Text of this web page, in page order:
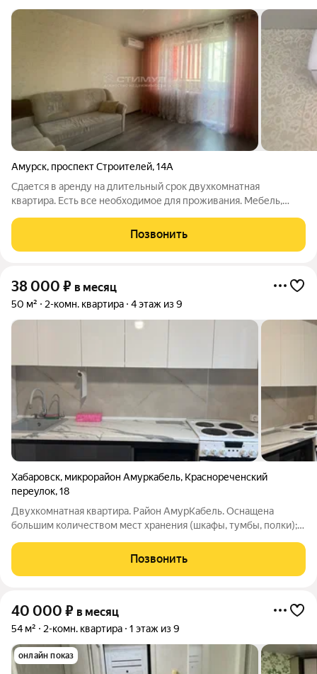
Амурск, проспект Строителей,14А
Сдается в аренду на длительный срок двухкомнатная
квартира. Есть все необходимое для проживания. Мебель,
коммунальным платежам включена в стоимость.
Позвонить
38 000 ₽ в месяц
50 м² 2-комн. квартира 4 этаж из 9
Хабаровск, микрорайон Амуркабель, Краснореченский
переулок,18
Двухкомнатная квартира. Район АмурКабель. Оснащена
большим количеством мест хранения (шкафы, тумбы, полки);
микроволновая печь, холодильник, кондиционер; Двуспальная
кровать; Балкон с видом на
Позвонить
40 000 ₽ в месяц
54 м² 2-комн. квартира 1 этаж из 9
онлайн показ